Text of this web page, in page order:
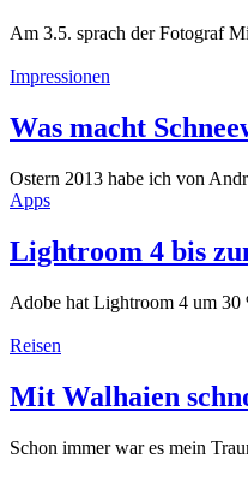
Am 3.5. sprach der Fotograf
Impressionen
Was macht
Ostern 2013 habe ich von
Apps
Lightroom 4 bis
Adobe hat Lightroom 4 um 30
Reisen
Mit Walhaien
Schon immer war es mein